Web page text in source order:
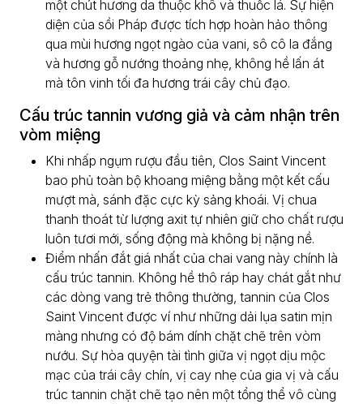
một chút hương da thuộc khô và thuốc lá. Sự hiện
diện của sồi Pháp được tích hợp hoàn hảo thông
qua mùi hương ngọt ngào của vani, sô cô la đắng
và hương gỗ nướng thoảng nhẹ, không hề lấn át
mà tôn vinh tối đa hương trái cây chủ đạo.
Cấu trúc tannin vương giả và cảm nhận trên
vòm miệng
Khi nhấp ngụm rượu đầu tiên, Clos Saint Vincent
bao phủ toàn bộ khoang miệng bằng một kết cấu
mượt mà, sánh đặc cực kỳ sảng khoái. Vị chua
thanh thoát từ lượng axit tự nhiên giữ cho chất rượu
luôn tươi mới, sống động mà không bị nặng nề.
Điểm nhấn đắt giá nhất của chai vang này chính là
cấu trúc tannin. Không hề thô ráp hay chát gắt như
các dòng vang trẻ thông thường, tannin của Clos
Saint Vincent được ví như những dải lụa satin mịn
màng nhưng có độ bám dính chặt chẽ trên vòm
nướu. Sự hòa quyện tài tình giữa vị ngọt dịu mộc
mạc của trái cây chín, vị cay nhẹ của gia vị và cấu
trúc tannin chặt chẽ tạo nên một tổng thể vô cùng